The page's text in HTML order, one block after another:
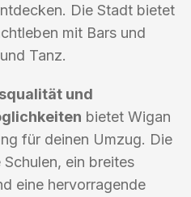
Die Stadt bietet
mit Bars und
Tanz.
und
bietet Wigan
für deinen Umzug. Die
ein breites
eine hervorragende